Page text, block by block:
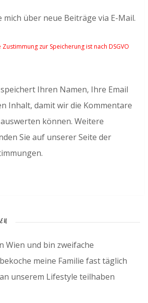
mich über neue Beiträge via E-Mail.
zur Speicherung ist nach DSGVO
Ihren Namen, Ihre Email
Inhalt, damit wir die Kommentare
können. Weitere
Sie auf unserer Seite der
Wien und bin zweifache
meine Familie fast täglich
unserem Lifestyle teilhaben